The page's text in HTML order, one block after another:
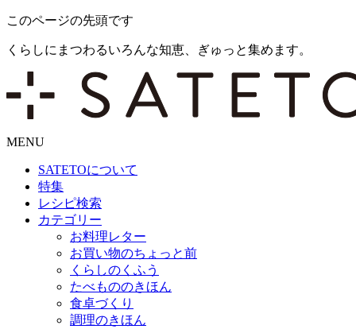
このページの先頭です
くらしにまつわるいろんな知恵、ぎゅっと集めます。
MENU
SATETOについて
特集
レシピ検索
カテゴリー
お料理レター
お買い物のちょっと前
くらしのくふう
たべもののきほん
食卓づくり
調理のきほん